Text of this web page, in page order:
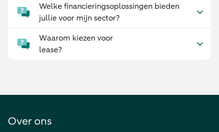
Welke financieringsoplossingen bieden
jullie voor mijn sector?
Waarom kiezen voor
lease?
Over ons